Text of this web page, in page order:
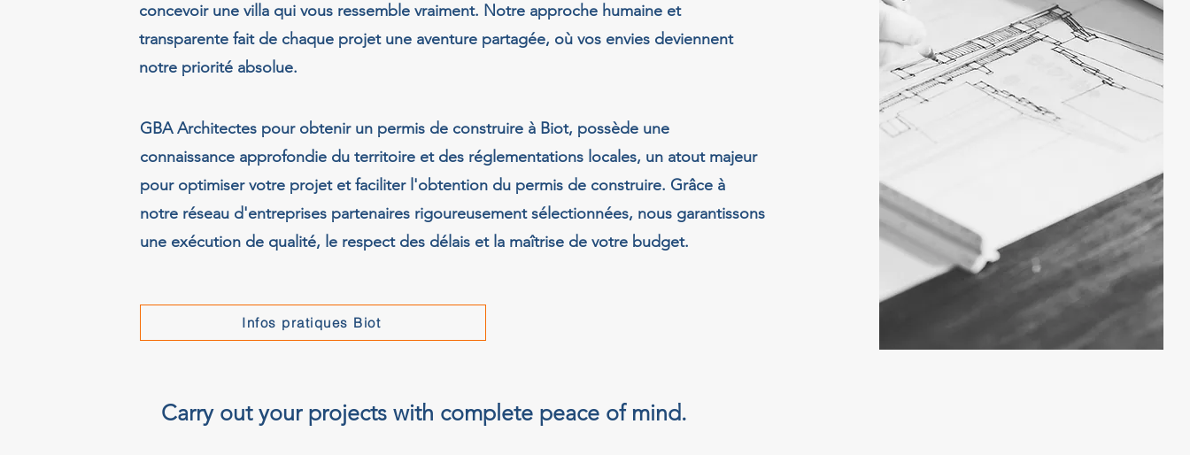
concevoir une villa qui vous ressemble vraiment. Notre approche humaine et
transparente fait de chaque projet une aventure partagée, où vos envies deviennent
notre priorité absolue.
GBA Architectes pour obtenir un permis de construire à Biot, possède une
connaissance approfondie du territoire et des réglementations locales, un atout majeur
pour optimiser votre projet et faciliter l'obtention du permis de construire. Grâce à
notre réseau d'entreprises partenaires rigoureusement sélectionnées, nous garantissons
une exécution de qualité, le respect des délais et la maîtrise de votre budget.
Infos pratiques Biot
Carry out your projects with complete peace of mind.